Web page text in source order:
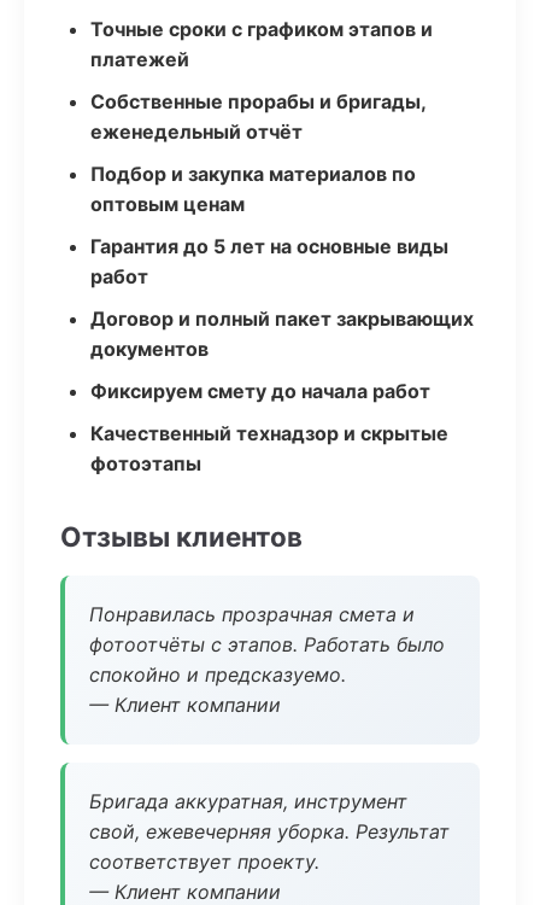
Точные сроки с графиком этапов и
платежей
Собственные прорабы и бригады,
еженедельный отчёт
Подбор и закупка материалов по
оптовым ценам
Гарантия до 5 лет на основные виды
работ
Договор и полный пакет закрывающих
документов
Фиксируем смету до начала работ
Качественный технадзор и скрытые
фотоэтапы
Отзывы клиентов
Понравилась прозрачная смета и
фотоотчёты с этапов. Работать было
спокойно и предсказуемо.
— Клиент компании
Бригада аккуратная, инструмент
свой, ежевечерняя уборка. Результат
соответствует проекту.
— Клиент компании